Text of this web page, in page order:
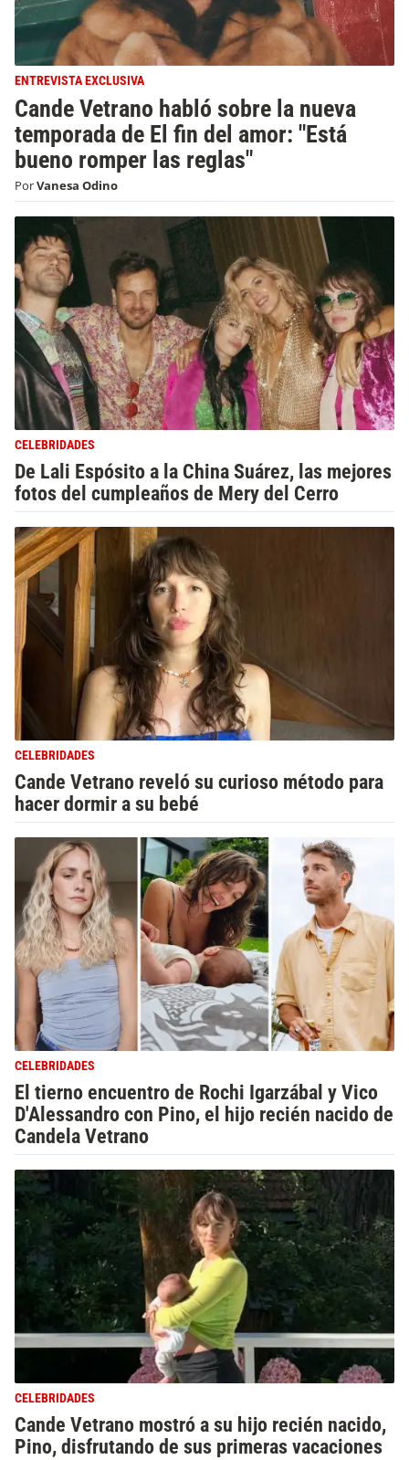
ENTREVISTA EXCLUSIVA
Cande Vetrano habló sobre la nueva
temporada de El fin del amor: "Está
bueno romper las reglas"
PorVanesa Odino
CELEBRIDADES
De Lali Espósito a la China Suárez, las mejores
fotos del cumpleaños de Mery del Cerro
CELEBRIDADES
Cande Vetrano reveló su curioso método para
hacer dormir a su bebé
CELEBRIDADES
El tierno encuentro de Rochi Igarzábal y Vico
D'Alessandro con Pino, el hijo recién nacido de
Candela Vetrano
CELEBRIDADES
Cande Vetrano mostró a su hijo recién nacido,
Pino, disfrutando de sus primeras vacaciones